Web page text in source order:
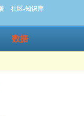
社区-知识库
数据